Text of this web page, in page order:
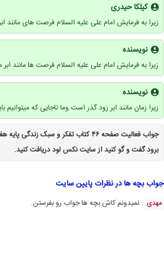
کیلکا حیدری
زیرا به فرمایش امام علی علیه السلام فرصت های
نویسنده
زیرا به فرمایش امام علی علیه السلام فرصت ها مانند
نویسنده
زیرا زمان مانند ابر زود گذر است وما تاجایی که میتوانیم
جواب فعالیت صفحه ۴۶ کتاب تفکر و
برود گفت و گو کنید از سایت نکس لود دریافت کنید.
جواب بچه ها در نظرات پایین سایت
مهدی : نمیدونم کاش بچه ها جواب رو بفرستن.